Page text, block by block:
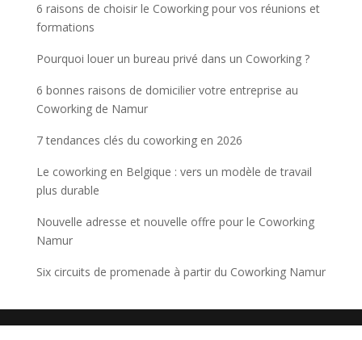
6 raisons de choisir le Coworking pour vos réunions et
formations
Pourquoi louer un bureau privé dans un Coworking ?
6 bonnes raisons de domicilier votre entreprise au
Coworking de Namur
7 tendances clés du coworking en 2026
Le coworking en Belgique : vers un modèle de travail
plus durable
Nouvelle adresse et nouvelle offre pour le Coworking
Namur
Six circuits de promenade à partir du Coworking Namur